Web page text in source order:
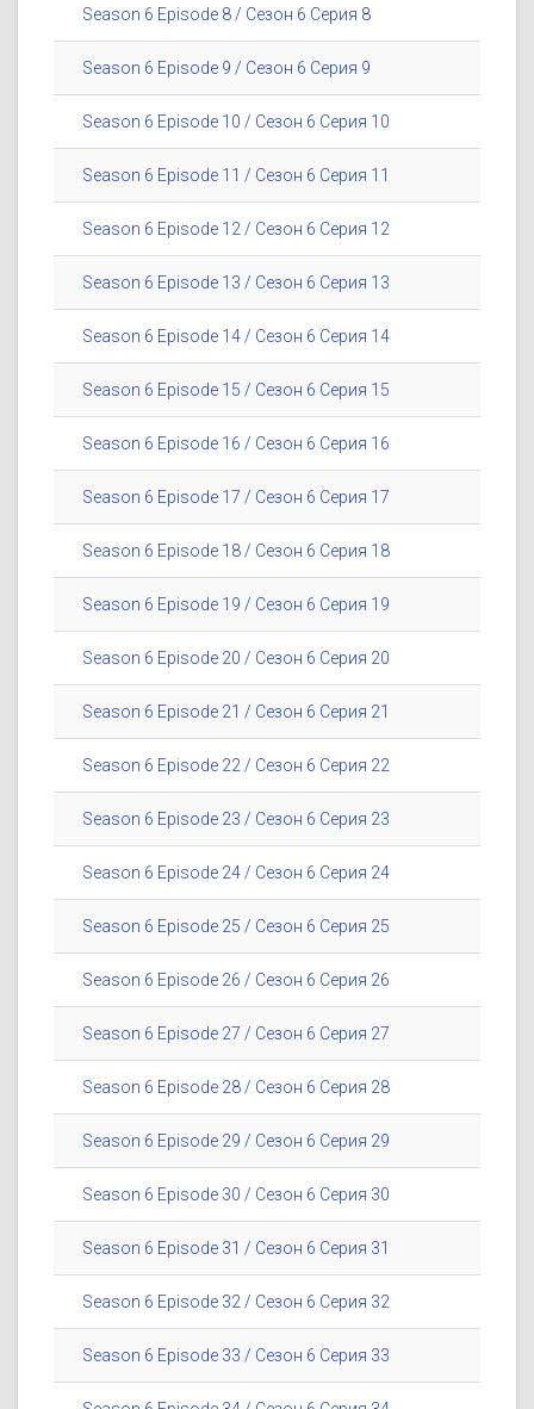
Season 6 Episode 8 / Сезон 6 Серия 8
Season 6 Episode 9 / Сезон 6 Серия 9
Season 6 Episode 10 / Сезон 6 Серия 10
Season 6 Episode 11 / Сезон 6 Серия 11
Season 6 Episode 12 / Сезон 6 Серия 12
Season 6 Episode 13 / Сезон 6 Серия 13
Season 6 Episode 14 / Сезон 6 Серия 14
Season 6 Episode 15 / Сезон 6 Серия 15
Season 6 Episode 16 / Сезон 6 Серия 16
Season 6 Episode 17 / Сезон 6 Серия 17
Season 6 Episode 18 / Сезон 6 Серия 18
Season 6 Episode 19 / Сезон 6 Серия 19
Season 6 Episode 20 / Сезон 6 Серия 20
Season 6 Episode 21 / Сезон 6 Серия 21
Season 6 Episode 22 / Сезон 6 Серия 22
Season 6 Episode 23 / Сезон 6 Серия 23
Season 6 Episode 24 / Сезон 6 Серия 24
Season 6 Episode 25 / Сезон 6 Серия 25
Season 6 Episode 26 / Сезон 6 Серия 26
Season 6 Episode 27 / Сезон 6 Серия 27
Season 6 Episode 28 / Сезон 6 Серия 28
Season 6 Episode 29 / Сезон 6 Серия 29
Season 6 Episode 30 / Сезон 6 Серия 30
Season 6 Episode 31 / Сезон 6 Серия 31
Season 6 Episode 32 / Сезон 6 Серия 32
Season 6 Episode 33 / Сезон 6 Серия 33